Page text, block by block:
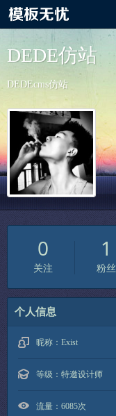
DEDE仿站
DEDEcms仿站
0
关注
1
粉丝
个人信息
昵称： Exist
等级： 特邀设计师
流量： 6085次